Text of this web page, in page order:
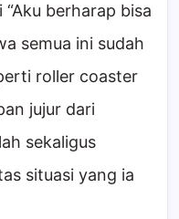
berharap bisa
semua ini sudah
roller coaster
jujur dari
sekaligus
situasi yang ia